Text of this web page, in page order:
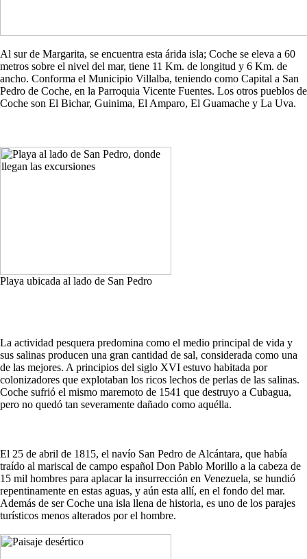
Al sur de Margarita, se encuentra esta árida isla; Coche se eleva a 60
metros sobre el nivel del mar, tiene 11 Km. de longitud y 6 Km. de
ancho. Conforma el Municipio Villalba, teniendo como Capital a San
Pedro de Coche, en la Parroquia Vicente Fuentes. Los otros pueblos de
Coche son El Bichar, Guinima, El Amparo, El Guamache y La Uva.
Playa ubicada al lado de San Pedro
La actividad pesquera predomina como el medio principal de vida y
sus salinas producen una gran cantidad de sal, considerada como una
de las mejores. A principios del siglo XVI estuvo habitada por
colonizadores que explotaban los ricos lechos de perlas de las salinas.
Coche sufrió el mismo maremoto de 1541 que destruyo a Cubagua,
pero no quedó tan severamente dañado como aquélla.
El 25 de abril de 1815, el navío San Pedro de Alcántara, que había
traído al mariscal de campo español Don Pablo Morillo a la cabeza de
15 mil hombres para aplacar la insurrección en Venezuela, se hundió
repentinamente en estas aguas, y aún esta allí, en el fondo del mar.
Además de ser Coche una isla llena de historia, es uno de los parajes
turísticos menos alterados por el hombre.